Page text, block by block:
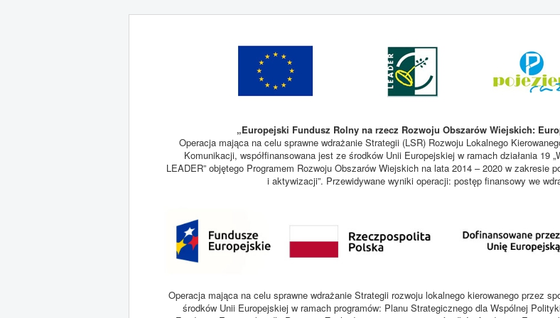
„Europejski Fundusz Rolny na rzecz Rozwoju Obszarów Wiejskich:
Operacja mająca na celu sprawne wdrażanie Strategii (LSR) Rozwoju Lokalnego
Komunikacji, współfinansowana jest ze środków Unii Europejskiej w ramach działania 19
LEADER” objętego Programem Rozwoju Obszarów Wiejskich na lata 2014 – 2020 w zakresie
i aktywizacji”. Przewidywane wyniki operacji: postęp finansowy we
Operacja mająca na celu sprawne wdrażanie Strategii rozwoju lokalnego kierowanego przez
środków Unii Europejskiej w ramach programów: Planu Strategicznego dla Wspólnej